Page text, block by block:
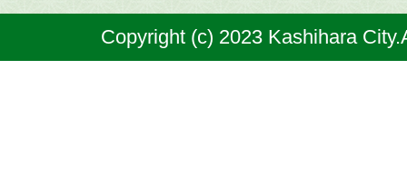
奈
良
Copyright (c) 2023 Kashihara